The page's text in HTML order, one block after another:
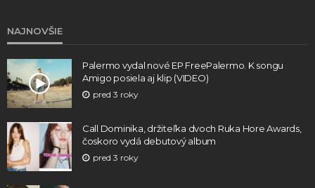
NAJNOVŠIE
Palermo vydal nové EP FreePalermo. K songu
Amigo posiela aj klip (VIDEO)
pred 3 roky
Call Dominika, držiteľka dvoch Ruka Hore Awards,
čoskoro vydá debutový album
pred 3 roky